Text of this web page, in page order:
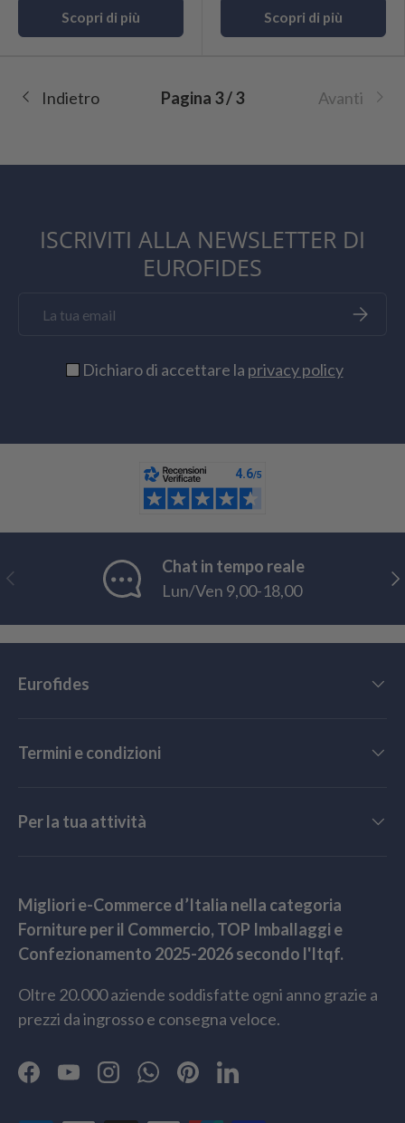
Scopri di più Scopri di più
Indietro Pagina 3 / 3 Avanti
ISCRIVITI ALLA NEWSLETTER DI
EUROFIDES
Iscriviti
Dichiaro di accettare la privacy policy
Indietro
Chat in tempo reale
Lun/Ven 9,00-18,00
Eurofides
Termini e condizioni
Per la tua attività
Migliori e-Commerce d’Italia nella categoria
Forniture per il Commercio, TOP Imballaggi e
Confezionamento 2025-2026 secondo l'Itqf.
Oltre 20.000 aziende soddisfatte ogni anno grazie a
prezzi da ingrosso e consegna veloce.
Facebook
YouTubeInstagramWhatsApp
PinterestLinkedIn